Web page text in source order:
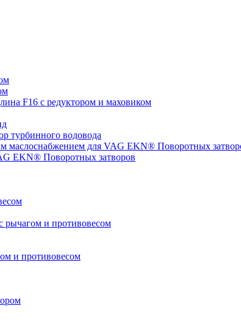
F16 с редуктором и маховиком
турбинного водовода
маслоснабжением для VAG EKN® Поворотных
EKN® Поворотных затворов
и противовесом
и противовесом